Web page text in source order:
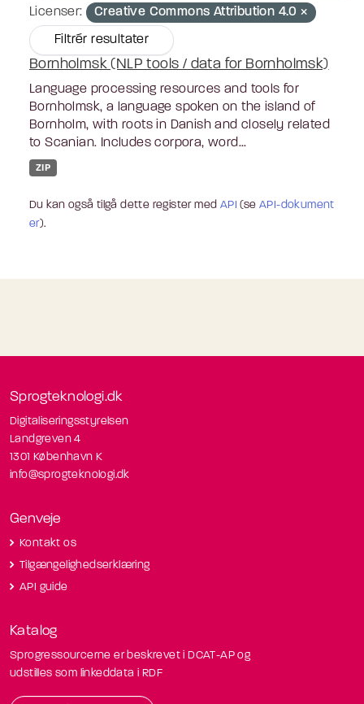
Licenser:
Creative Commons Attribution 4.0
Filtrér resultater
Bornholmsk (NLP tools / data for Bornholmsk)
Language processing resources and tools for
Bornholmsk, a language spoken on the island of
Bornholm, with roots in Danish and closely related
to Scanian. Includes corpora, word...
ZIP
Du kan også tilgå dette register med API (seAPI-dokument
er).
Sprogteknologi.dk
Digitaliseringsstyrelsen
Landgreven 4
1301 København K
info@sprogteknologi.dk
Genveje
Kontakt os
Tilgængelighedserklæring
API guide
Katalog
Sprogressourcerne er beskrevet i DCAT-AP og
udstilles som linkeddata i RDF